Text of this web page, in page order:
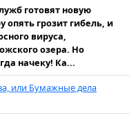
готовят новую
грозит гибель, и
вируса,
озера. Но
начеку! Ка...
или Бумажные дела